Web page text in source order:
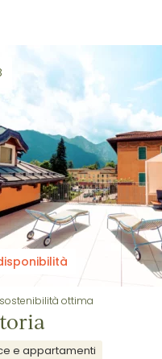
ottima
e appartamenti